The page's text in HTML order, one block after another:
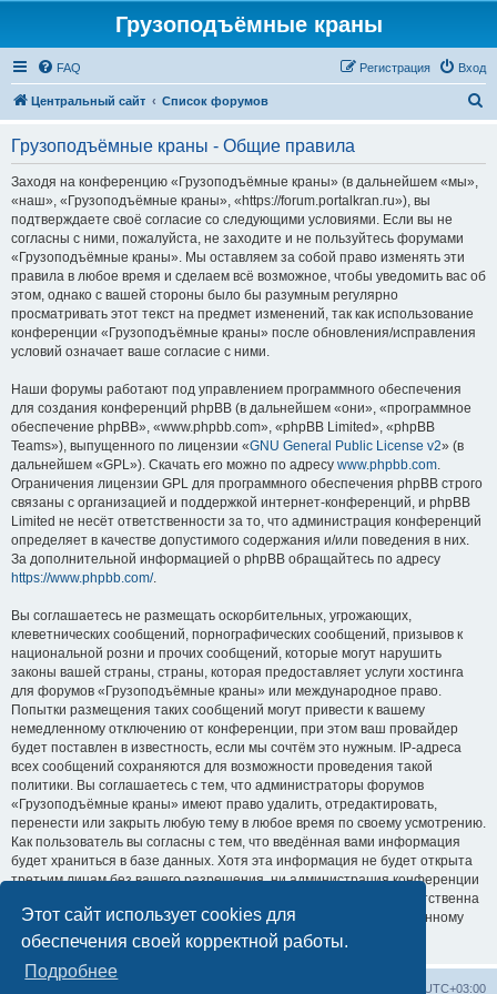
Этот сайт использует cookies для
обеспечения своей корректной работы.
Подробнее
Грузоподъёмные краны
FAQ Вход
Регистрация
Центральный сайт Список форумов
Грузоподъёмные краны - Общие правила
Заходя на конференцию «Грузоподъёмные краны» (в дальнейшем «мы»,
«наш», «Грузоподъёмные краны», «https://forum.portalkran.ru»), вы
подтверждаете своё согласие со следующими условиями. Если вы не
согласны с ними, пожалуйста, не заходите и не пользуйтесь форумами
«Грузоподъёмные краны». Мы оставляем за собой право изменять эти
правила в любое время и сделаем всё возможное, чтобы уведомить вас об
этом, однако с вашей стороны было бы разумным регулярно
просматривать этот текст на предмет изменений, так как использование
конференции «Грузоподъёмные краны» после обновления/исправления
условий означает ваше согласие с ними.
Наши форумы работают под управлением программного обеспечения
для создания конференций phpBB (в дальнейшем «они», «программное
обеспечение phpBB», «www.phpbb.com», «phpBB Limited», «phpBB
Teams»), выпущенного по лицензии «GNU General Public License v2» (в
дальнейшем «GPL»). Скачать его можно по адресу www.phpbb.com.
Ограничения лицензии GPL для программного обеспечения phpBB строго
связаны с организацией и поддержкой интернет-конференций, и phpBB
Limited не несёт ответственности за то, что администрация конференций
определяет в качестве допустимого содержания и/или поведения в них.
За дополнительной информацией о phpBB обращайтесь по адресу
https://www.phpbb.com/.
Вы соглашаетесь не размещать оскорбительных, угрожающих,
клеветнических сообщений, порнографических сообщений, призывов к
национальной розни и прочих сообщений, которые могут нарушить
законы вашей страны, страны, которая предоставляет услуги хостинга
для форумов «Грузоподъёмные краны» или международное право.
Попытки размещения таких сообщений могут привести к вашему
немедленному отключению от конференции, при этом ваш провайдер
будет поставлен в известность, если мы сочтём это нужным. IP-адреса
всех сообщений сохраняются для возможности проведения такой
политики. Вы соглашаетесь с тем, что администраторы форумов
«Грузоподъёмные краны» имеют право удалить, отредактировать,
перенести или закрыть любую тему в любое время по своему усмотрению.
Как пользователь вы согласны с тем, что введённая вами информация
будет храниться в базе данных. Хотя эта информация не будет открыта
третьим лицам без вашего разрешения, ни администрация конференции
«Грузоподъёмные краны», ни phpBB Limited не может быть ответственна
за действия хакеров, которые могут привести к несанкционированному
доступу к ней.
UTC+03:00